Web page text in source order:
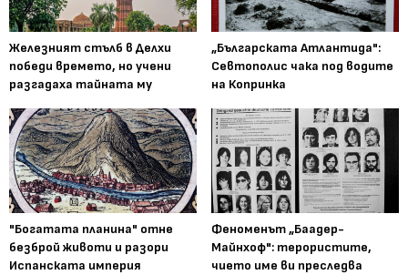
Железният стълб в Делхи
победи времето, но учени
разгадаха тайната му
„Българската Атлантида":
Севтополис чака под водите
на Копринка
"Богатата планина" отне
безброй животи и разори
Испанската империя
Феноменът „Баадер-
Майнхоф": терористите,
чието име ви преследва